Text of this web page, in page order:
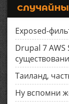
Exposed-
Drupal 7
Таиланд,
Ну вспомни